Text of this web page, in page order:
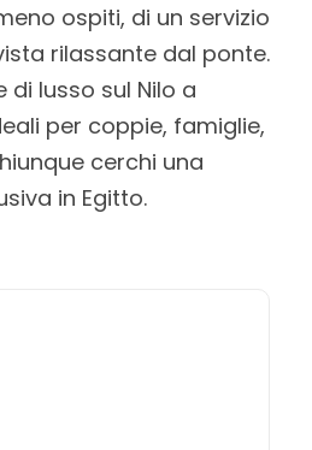
ospiti, di un servizio
rilassante dal ponte.
di lusso sul Nilo a
per coppie, famiglie,
cerchi una
in Egitto.